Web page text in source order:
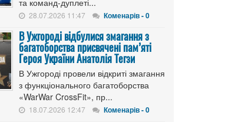
та команд-дуплеті...
28.07.2026 11:47 Коменарів - 0
В Ужгороді відбулися змагання з
багатоборства присвячені пам’яті
Героя України Анатолія Тегзи
В Ужгороді провели відкриті змагання
з функціонального багатоборства
«WarWar CrossFit», пр...
18.07.2026 12:47 Коменарів - 0